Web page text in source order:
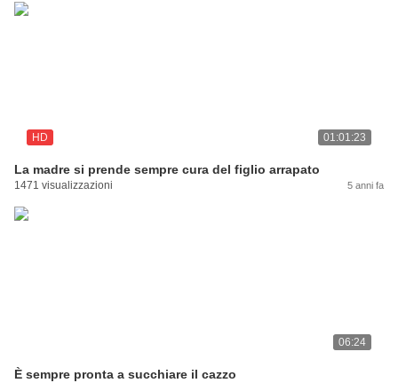
HD 01:01:23
La madre si prende sempre cura del figlio arrapato
1471 visualizzazioni 5 anni fa
06:24
È sempre pronta a succhiare il cazzo